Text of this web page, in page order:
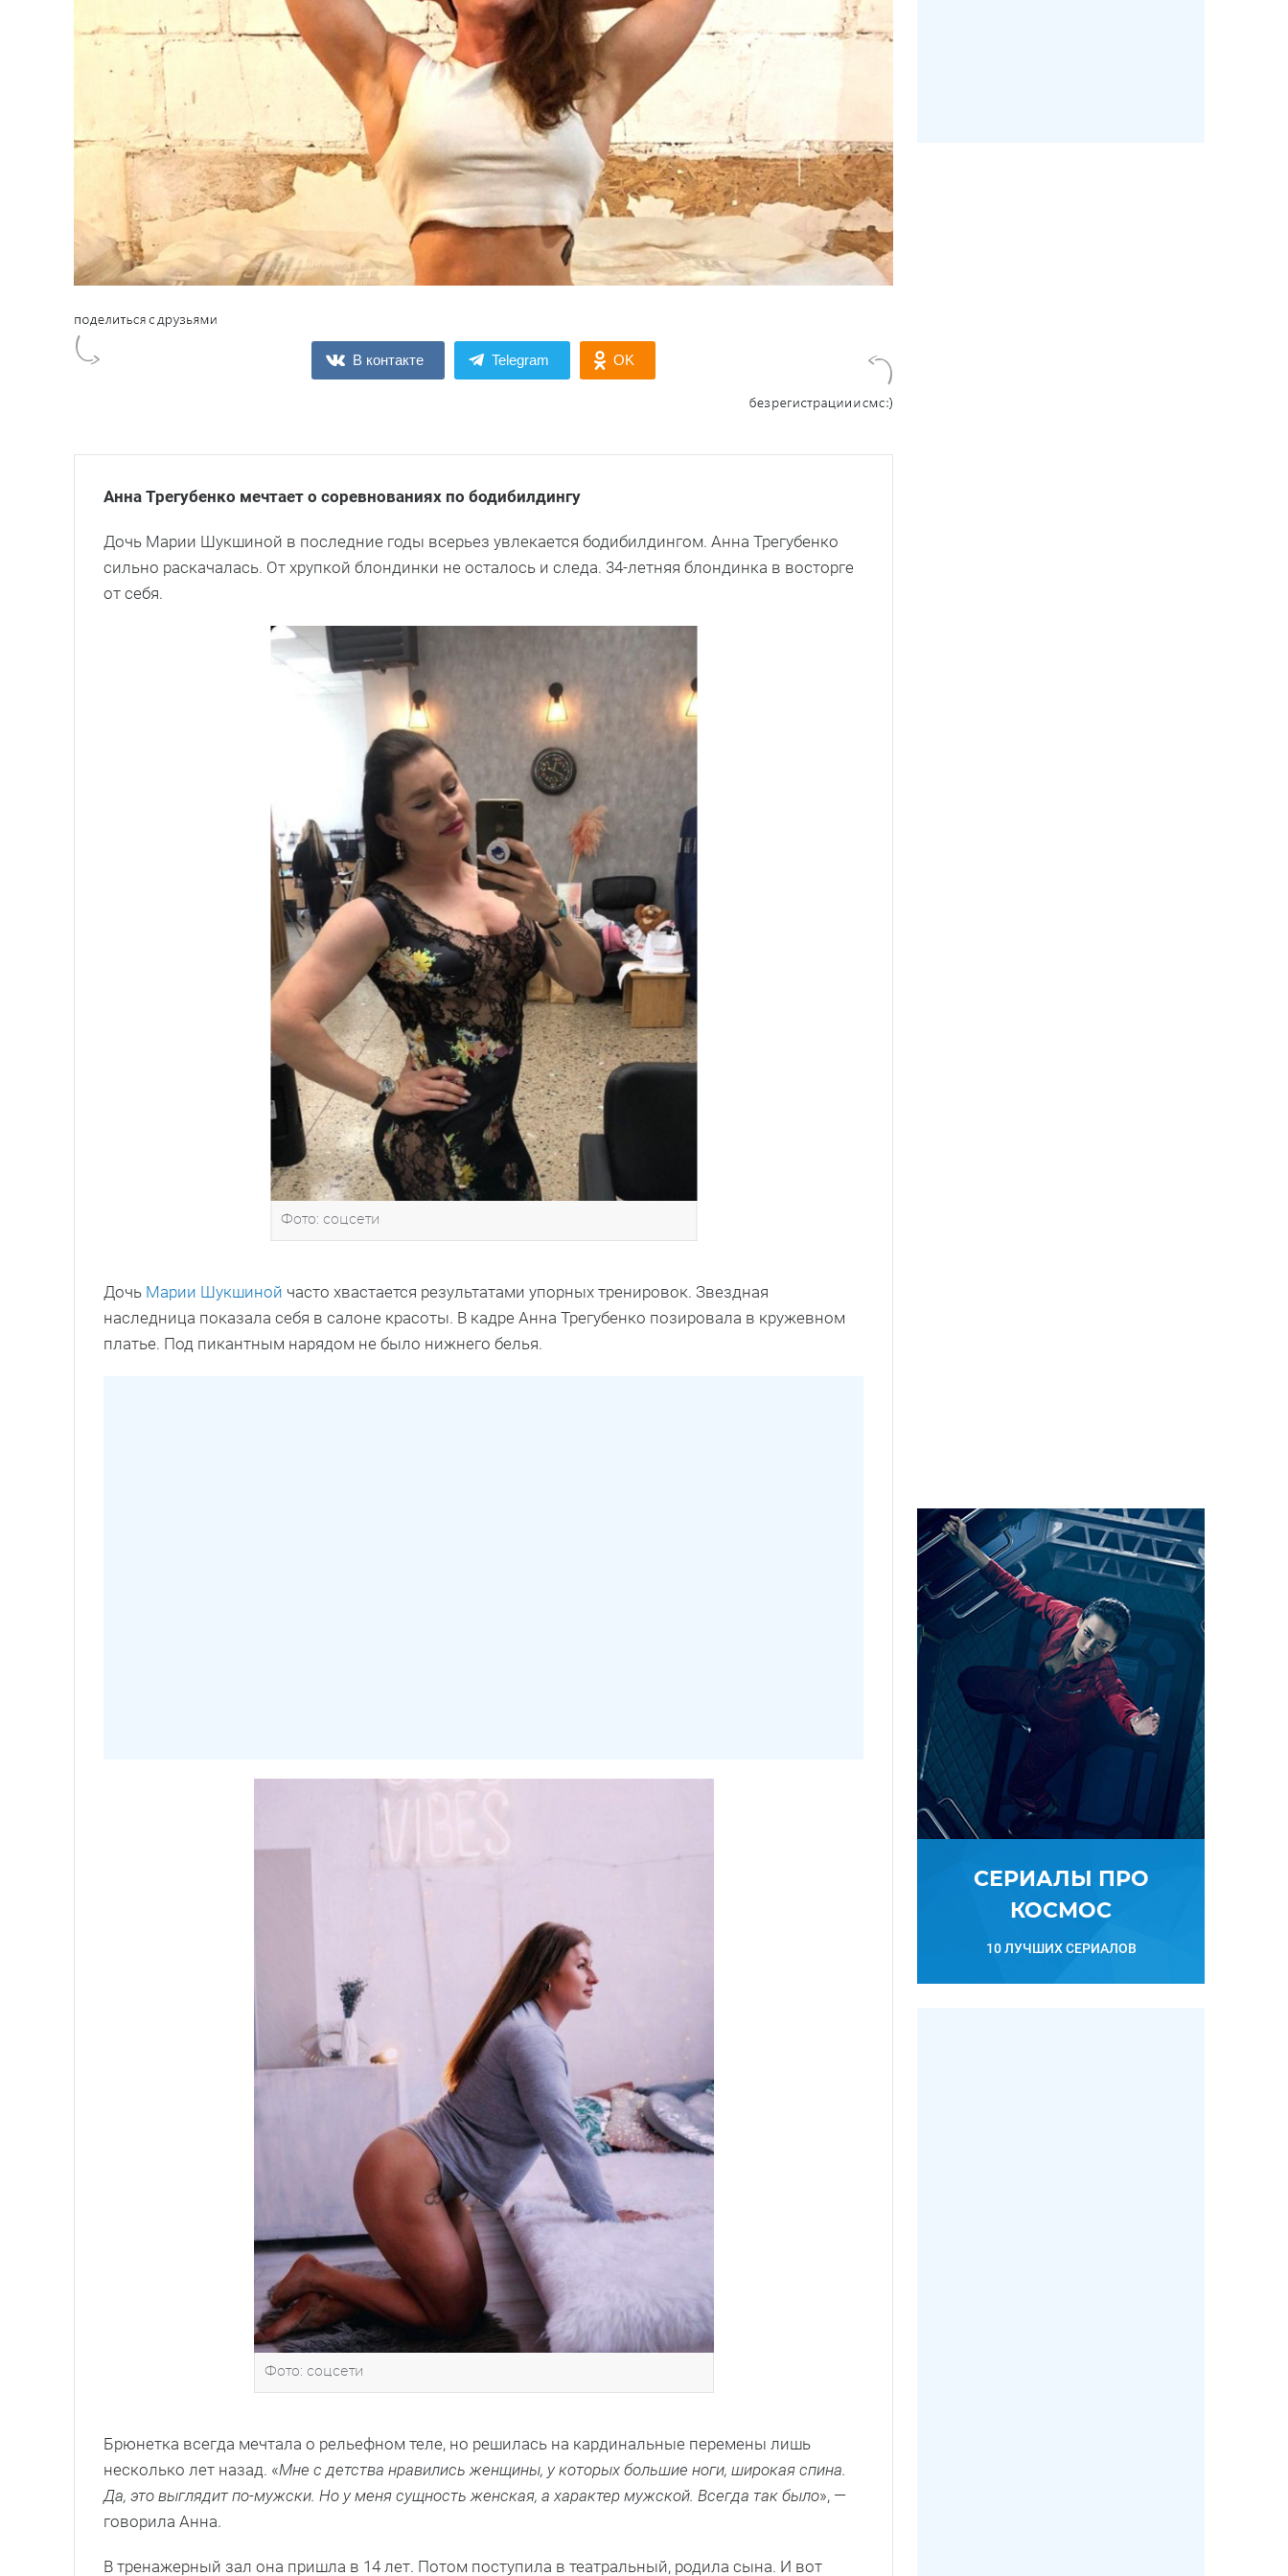
В контакте Telegram OK
Анна Трегубенко мечтает о соревнованиях по бодибилдингу
Дочь Марии Шукшиной в последние годы всерьез увлекается бодибилдингом. Анна Трегубенко
сильно раскачалась. От хрупкой блондинки не осталось и следа. 34-летняя блондинка в восторге
от себя.
Фото: соцсети
Дочь Марии Шукшиной часто хвастается результатами упорных тренировок. Звездная
наследница показала себя в салоне красоты. В кадре Анна Трегубенко позировала в кружевном
платье. Под пикантным нарядом не было нижнего белья.
Фото: соцсети
Брюнетка всегда мечтала о рельефном теле, но решилась на кардинальные перемены лишь
несколько лет назад. «Мне с детства нравились женщины, у которых большие ноги, широкая спина.
Да, это выглядит по-мужски. Но у меня сущность женская, а характер мужской. Всегда так было», —
говорила Анна.
В тренажерный зал она пришла в 14 лет. Потом поступила в театральный, родила сына. И вот
СЕРИАЛЫ ПРО
КОСМОС
10 ЛУЧШИХ СЕРИАЛОВ